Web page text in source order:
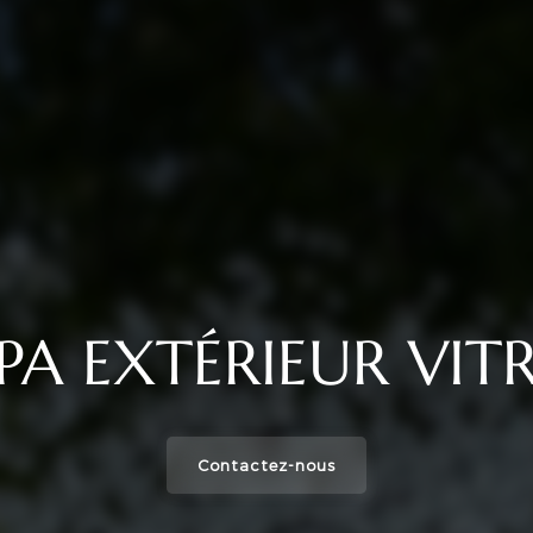
EXTÉRIEUR
Contactez-nous